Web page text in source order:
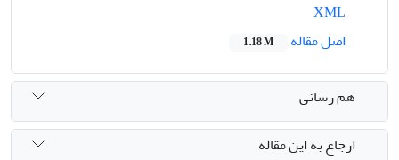
اصل مقاله
1.18 M
هم رسانی
ارجاع به این مقاله